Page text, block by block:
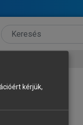
kérjük,